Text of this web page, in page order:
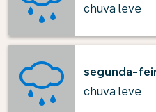
chuva leve
segunda-
chuva leve